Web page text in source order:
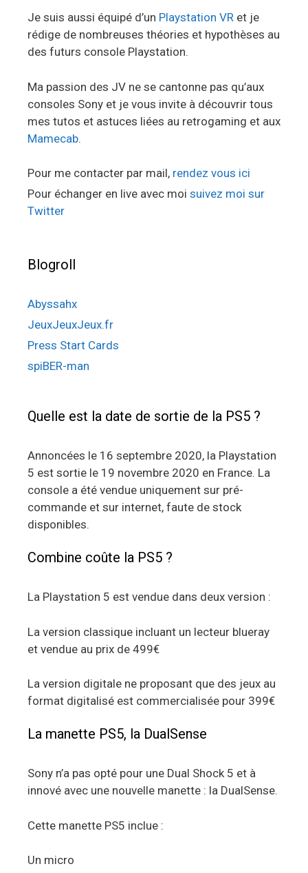
Je suis aussi équipé d’un Playstation VR et je
rédige de nombreuses théories et hypothèses au
des futurs console Playstation.
Ma passion des JV ne se cantonne pas qu’aux
consoles Sony et je vous invite à découvrir tous
mes tutos et astuces liées au retrogaming et aux
Mamecab.
Pour me contacter par mail, rendez vous ici
Pour échanger en live avec moi suivez moi sur
Twitter
Blogroll
Abyssahx
JeuxJeuxJeux.fr
Press Start Cards
spiBER-man
Quelle est la date de sortie de la PS5 ?
Annoncées le 16 septembre 2020, la Playstation
5 est sortie le 19 novembre 2020 en France. La
console a été vendue uniquement sur pré-
commande et sur internet, faute de stock
disponibles.
Combine coûte la PS5 ?
La Playstation 5 est vendue dans deux version :
La version classique incluant un lecteur blueray
et vendue au prix de 499€
La version digitale ne proposant que des jeux au
format digitalisé est commercialisée pour 399€
La manette PS5, la DualSense
Sony n’a pas opté pour une Dual Shock 5 et à
innové avec une nouvelle manette : la DualSense.
Cette manette PS5 inclue :
Un micro